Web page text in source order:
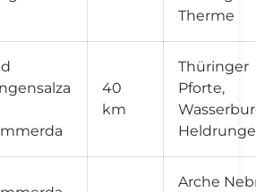
Therme
40
km
Thüringer
Pforte,
Arche